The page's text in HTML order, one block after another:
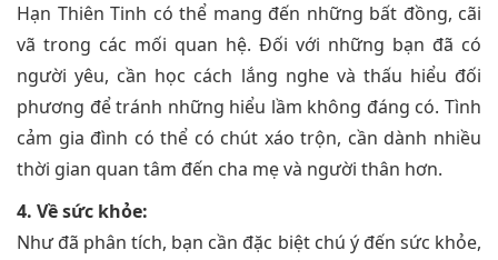
Hạn Thiên Tinh có thể mang đến những bất đồng, cãi
vã trong các mối quan hệ. Đối với những bạn đã có
người yêu, cần học cách lắng nghe và thấu hiểu đối
phương để tránh những hiểu lầm không đáng có. Tình
cảm gia đình có thể có chút xáo trộn, cần dành nhiều
thời gian quan tâm đến cha mẹ và người thân hơn.
4. Về sức khỏe:
Như đã phân tích, bạn cần đặc biệt chú ý đến sức khỏe,